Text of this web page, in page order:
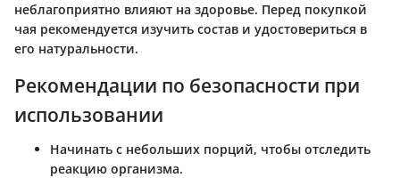
неблагоприятно влияют на здоровье. Перед покупкой
чая рекомендуется изучить состав и удостовериться в
его натуральности.
Рекомендации по безопасности при
использовании
Начинать с небольших порций, чтобы отследить
реакцию организма.